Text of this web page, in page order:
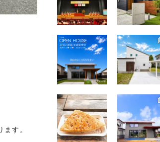
す。